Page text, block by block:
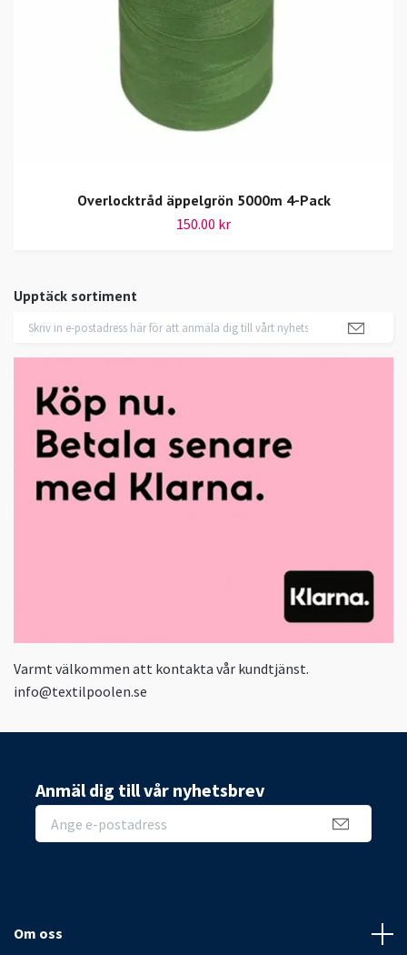
Upptäck sortiment
Varmt välkommen att kontakta vår kundtjänst.
info@textilpoolen.se
Overlocktråd äppelgrön 5000m 4-Pack
150.00 kr
Anmäl dig till vår nyhetsbrev
Om oss